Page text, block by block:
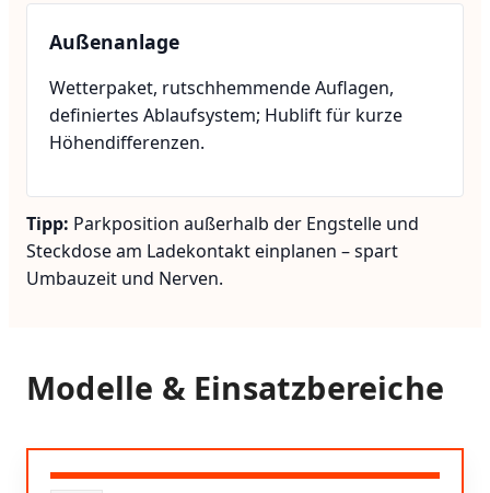
Außenanlage
Wetterpaket, rutschhemmende Auflagen,
definiertes Ablaufsystem; Hublift für kurze
Höhendifferenzen.
Tipp: Parkposition außerhalb der Engstelle und
Steckdose am Ladekontakt einplanen – spart
Umbauzeit und Nerven.
Modelle & Einsatzbereiche